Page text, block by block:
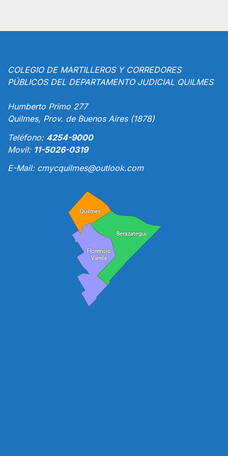
COLEGIO DE MARTILLEROS Y CORREDORES
PÚBLICOS DEL DEPARTAMENTO JUDICIAL QUILMES
Humberto Primo 277
Quilmes, Prov. de Buenos Aires (1878)
Teléfono: 4254-9000
Movil: 11-5026-0319
E-Mail: cmycquilmes@outlook.com